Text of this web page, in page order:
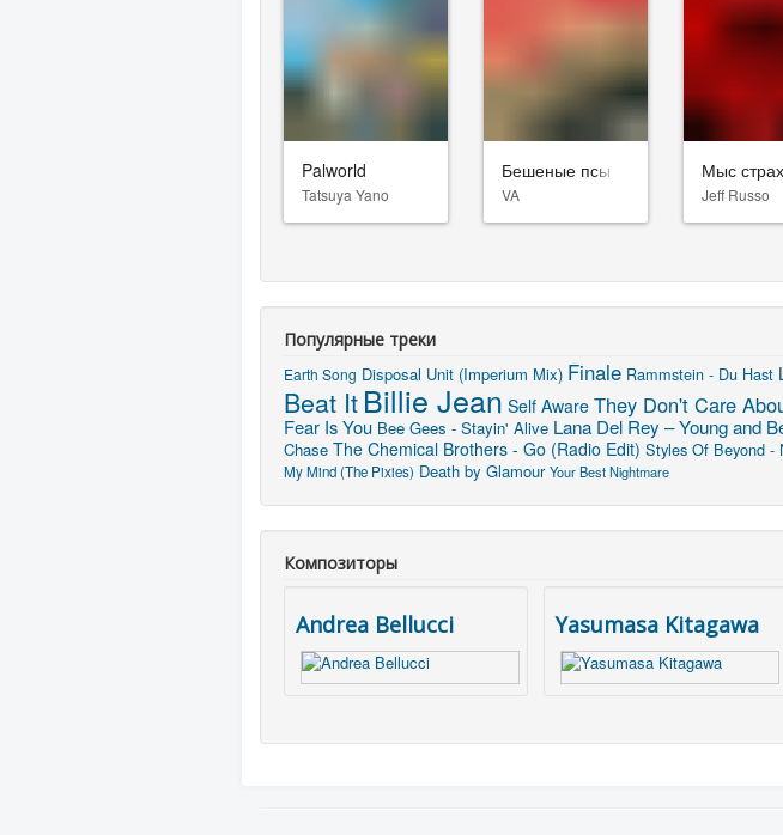
Palworld
Tatsuya Yano
Бешеные псы
VA
Мыс
Jeff Russo
Популярные треки
Earth Song Disposal Unit (Imperium Mix) Finale Rammstein - Du Hast
Beat ItBillie Jean Self Aware They Don't Care
Fear Is You Bee Gees - Stayin' Alive Lana Del Rey – Young and
Chase The Chemical Brothers - Go (Radio Edit) Styles Of Beyond -
My Mind (The Pixies) Death by Glamour Your Best Nightmare
Композиторы
Andrea Bellucci Yasumasa Kitagawa